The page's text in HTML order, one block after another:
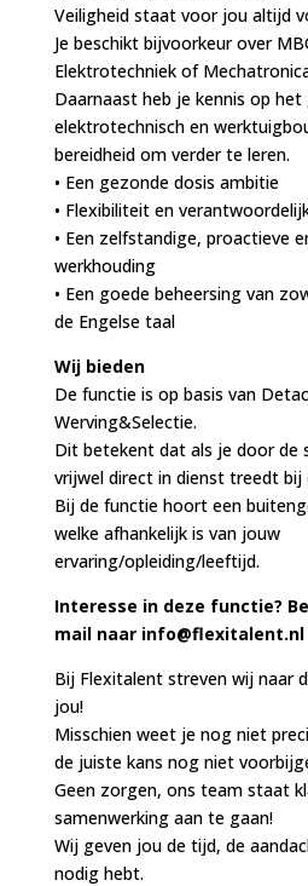
Veiligheid staat voor jou altijd
Je beschikt bijvoorkeur over
Elektrotechniek of
Daarnaast heb je kennis op het
elektrotechnisch en
bereidheid om verder te leren.
• Een gezonde dosis ambitie
• Flexibiliteit en
• Een zelfstandige, proactieve
werkhouding
• Een goede beheersing van
de Engelse taal
Wij bieden
De functie is op basis van
Werving&Selectie.
Dit betekent dat als je door de
vrijwel direct in dienst treedt bij
Bij de functie hoort een
welke afhankelijk is van jouw
ervaring/opleiding/leeftijd.
Interesse in deze functie?
mail naar info@flexitalent.nl
Bij Flexitalent streven wij naar
jou!
Misschien weet je nog niet
de juiste kans nog niet
Geen zorgen, ons team staat
samenwerking aan te gaan!
Wij geven jou de tijd, de
nodig hebt.